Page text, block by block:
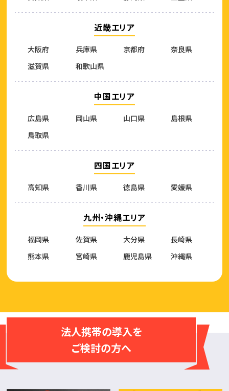
近畿エリア
大阪府 兵庫県 京都府
奈良県
滋賀県
和歌山県
中国エリア
広島県 岡山県 山口県
島根県
鳥取県
四国エリア
高知県 香川県 徳島県 愛媛県
九州・沖縄エリア
福岡県 佐賀県 大分県
長崎県
熊本県
宮崎県 鹿児島県 沖縄県
法人携帯の導入を
ご検討の方へ